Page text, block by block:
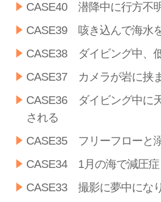
CASE40 潜降中に行方不
CASE39 咳き込んで海水
CASE38 ダイビング中、
CASE37 カメラが岩に挟
CASE36 ダイビング中に
される
CASE35 フリーフローと
CASE34 1月の海で減圧症
CASE33 撮影に夢中にな